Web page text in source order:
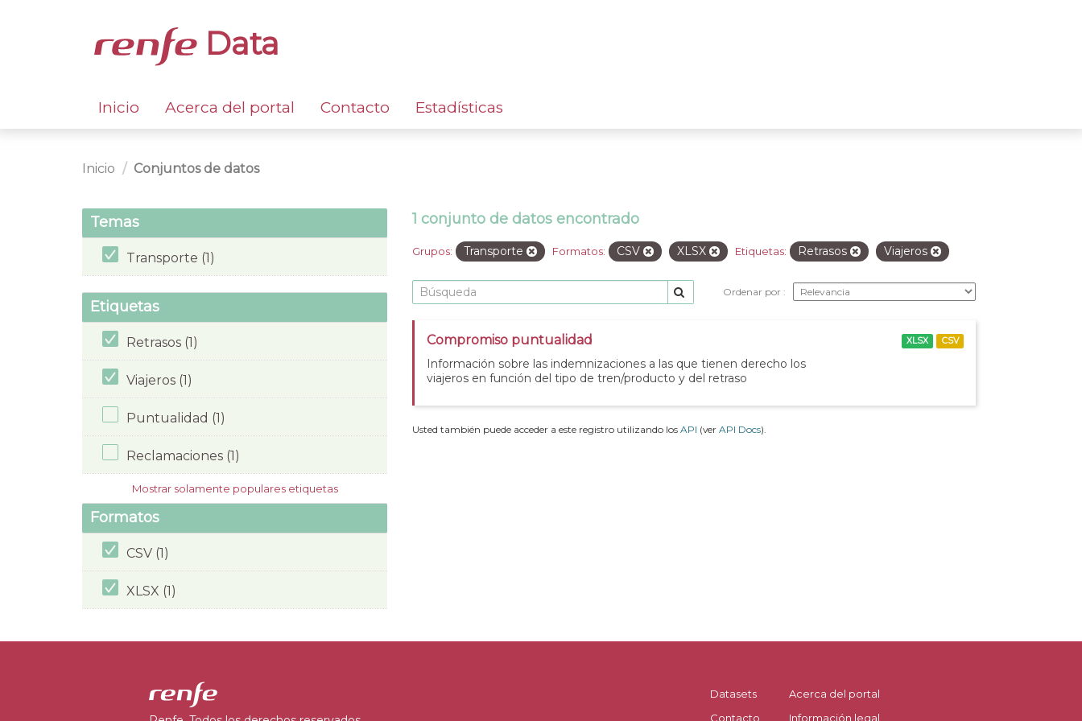
Data
Inicio Acerca del portal Contacto Estadísticas
Inicio Conjuntos de datos
Temas
Transporte (1)
Etiquetas
Retrasos (1)
Viajeros (1)
Puntualidad (1)
Reclamaciones (1)
Mostrar solamente populares etiquetas
Formatos
CSV (1)
XLSX (1)
1 conjunto de datos encontrado
Grupos: Transporte Formatos: CSV XLSX Etiquetas: Retrasos Viajeros
Ordenar por
Compromiso puntualidad
Información sobre las indemnizaciones a las que tienen derecho los
viajeros en función del tipo de tren/producto y del retraso
XLSX CSV
Usted también puede acceder a este registro utilizando los API (ver API Docs).
Datasets
Contacto
Acerca del portal
Información legal